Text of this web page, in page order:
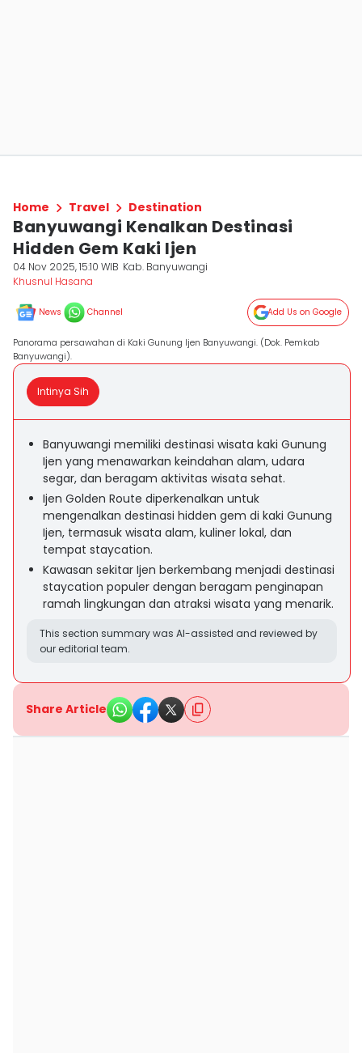
Home Travel Destination
Banyuwangi Kenalkan Destinasi
Hidden Gem Kaki Ijen
04 Nov 2025, 15:10 WIB Kab. Banyuwangi
Khusnul Hasana
News Channel Add Us on Google
Panorama persawahan di Kaki Gunung Ijen Banyuwangi. (Dok. Pemkab
Banyuwangi).
Intinya Sih
Banyuwangi memiliki destinasi wisata kaki Gunung
Ijen yang menawarkan keindahan alam, udara
segar, dan beragam aktivitas wisata sehat.
Ijen Golden Route diperkenalkan untuk
mengenalkan destinasi hidden gem di kaki Gunung
Ijen, termasuk wisata alam, kuliner lokal, dan
tempat staycation.
Kawasan sekitar Ijen berkembang menjadi destinasi
staycation populer dengan beragam penginapan
ramah lingkungan dan atraksi wisata yang menarik.
This section summary was AI-assisted and reviewed by
our editorial team.
Share Article